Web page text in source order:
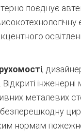
поєднує
,
металевих
безперешкодну
нормам